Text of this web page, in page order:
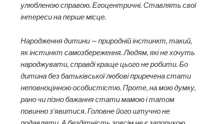
улюбленою справою. Егоцентричні. Ставлять свої
інтереси на перше місце.
Народження дитини — природній інстинкт, такий,
як інстинкт самозбереження. Людям, які не хочуть
народжувати, справді краще цього не робити. Бо
дитина без батьківської любові приречена стати
неповноцінною особистістю. Проте, на мою думку,
рано чи пізно бажання стати мамою і татом
повинно з’явитися. Головне його штучно не